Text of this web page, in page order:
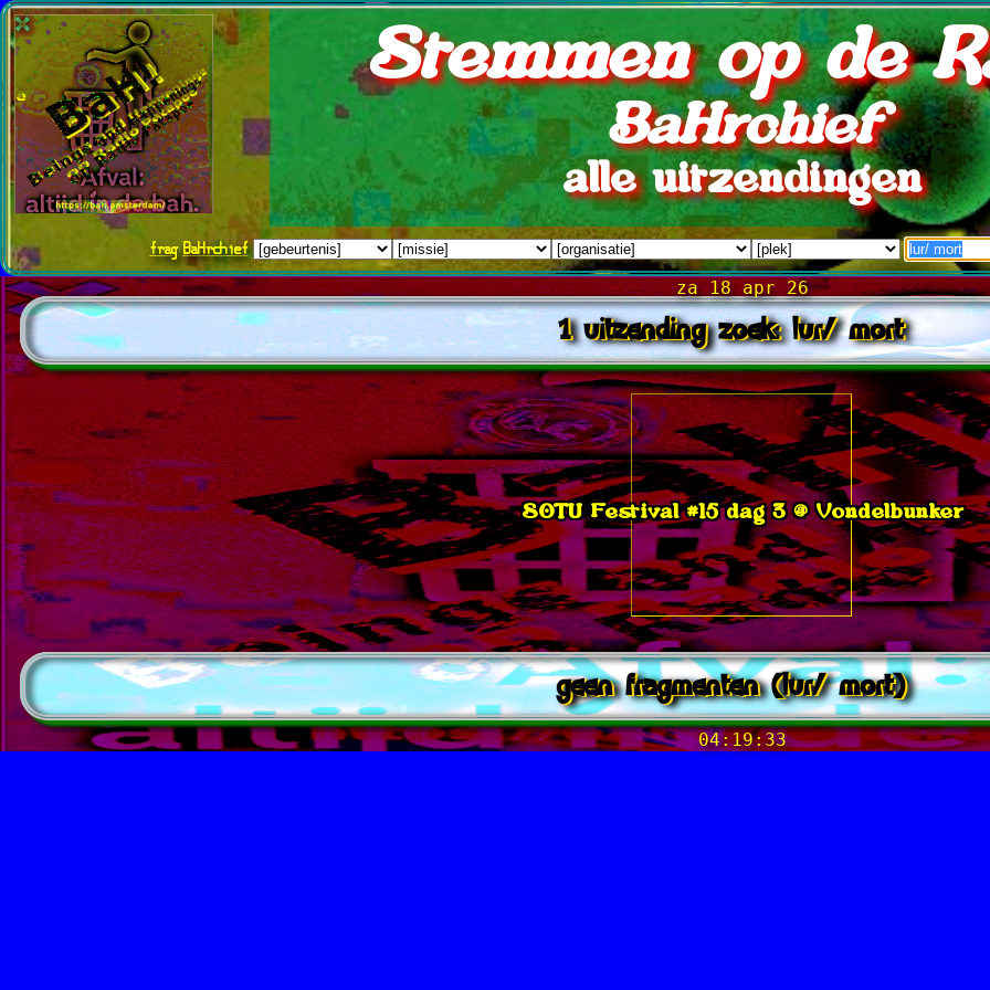
Stemmen op de
BaHrchief
alle uitzendingen
fragBaHrchief
1 uitzending zoek: lur/ mort
za 18 apr 26
SOTU Festival #15 dag 3 @ Vondelbunker
04:19:33
geen fragmenten (lur/ mort)